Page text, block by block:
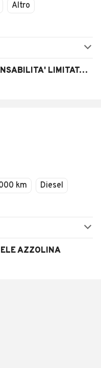
Altro
DI.MA. CAR SOCIETA' A RESPONSABILITA' LIMITATA SEMPLIFICATA
km
Diesel
AZZOLINA